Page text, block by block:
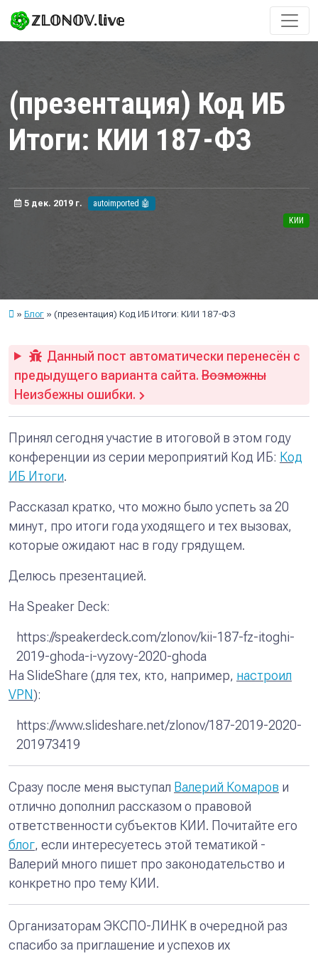
ℤ𝕃𝕆ℕ𝕆𝕍.𝕝𝕚𝕧𝕖
(презентация) Код ИБ
Итоги: КИИ 187-ФЗ
5 дек. 2019 г.
autoimported 🤖
КИИ
Блог (презентация) Код ИБ Итоги: КИИ 187-ФЗ
Данный пост автоматически перенесён с
предыдущего варианта сайта. Возможны
Неизбежны ошибки.
Принял сегодня участие в итоговой в этом году
конференции из серии мероприятий Код ИБ: Код
ИБ Итоги.
Рассказал кратко, что можно было успеть за 20
минут, про итоги года уходящего и тех вызовах,
которые ожидают нас в году грядущем.
Делюсь презентацией.
На Speaker Deck:
https://speakerdeck.com/zlonov/kii-187-fz-itoghi-
2019-ghoda-i-vyzovy-2020-ghoda
На SlideShare (для тех, кто, например, настроил
VPN):
https://www.slideshare.net/zlonov/187-2019-2020-
201973419
Сразу после меня выступал Валерий Комаров и
отлично дополнил рассказом о правовой
ответственности субъектов КИИ. Почитайте его
блог, если интересуетесь этой тематикой -
Валерий много пишет про законодательство и
конкретно про тему КИИ.
Организаторам ЭКСПО-ЛИНК в очередной раз
спасибо за приглашение и успехов их